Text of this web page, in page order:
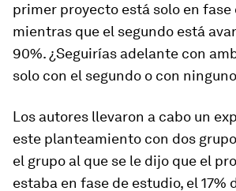
primer proyecto está solo en fase
mientras que el segundo está
90%. ¿Seguirías adelante con
solo con el segundo o con
Los autores llevaron a cabo un
este planteamiento con dos
el grupo al que se le dijo que el
estaba en fase de estudio, el 17%